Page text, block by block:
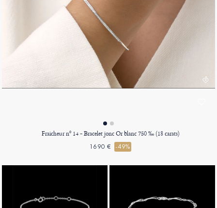
Fraicheur nº 14 - Bracelet jonc Or blanc 750 ‰ (18 carats)
1690 € -49%